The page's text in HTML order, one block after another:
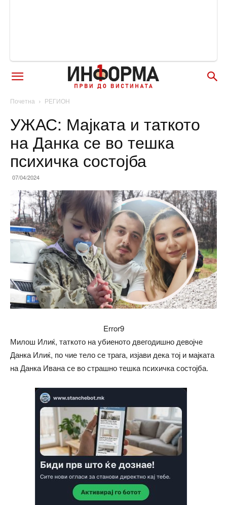
Почетна РЕГИОН
УЖАС: Мајката и таткото
на Данка се во тешка
психичка состојба
07/04/2024
Error9
Милош Илиќ, таткото на убиеното двегодишно девојче
Данка Илиќ, по чие тело се трага, изјави дека тој и мајката
на Данка Ивана се во страшно тешка психичка состојба.